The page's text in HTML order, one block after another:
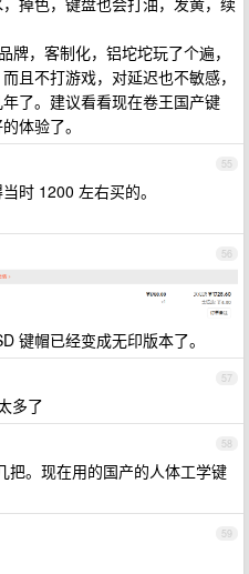
，客制化，铝坨坨玩了个遍，
且不打游戏，对延迟也不敏感，
了。建议看看现在卷王国产键
体验了。
55
时 1200 左右买的。
56
键帽已经变成无印版本了。
57
多了
58
把。现在用的国产的人体工学键
59